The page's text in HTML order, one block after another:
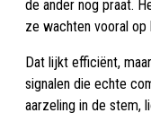
de ander nog praat.
ze wachten vooral op
Dat lijkt efficiënt,
signalen die echte
aarzeling in de stem,